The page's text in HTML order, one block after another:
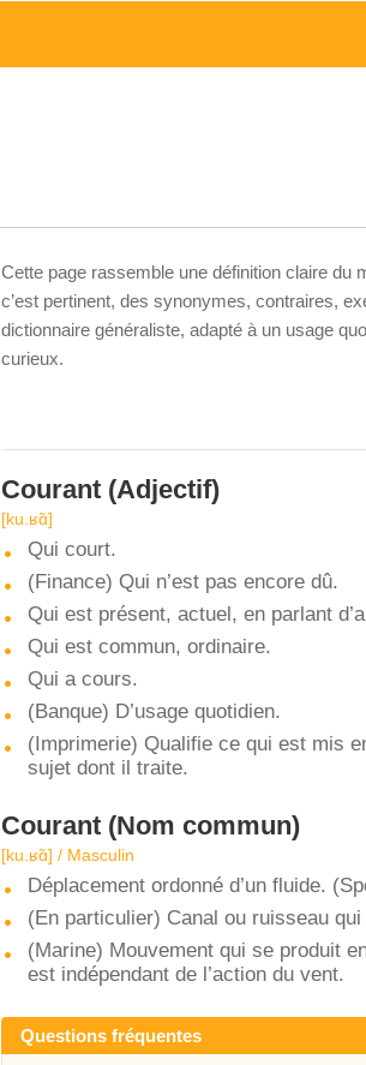
Cette page rassemble une définition claire du
c’est pertinent, des synonymes, contraires,
dictionnaire généraliste, adapté à un usage
curieux.
Courant (Adjectif)
[ku.ʁɑ̃]
Qui court.
(Finance) Qui n’est pas encore dû.
Qui est présent, actuel, en parlant
Qui est commun, ordinaire.
Qui a cours.
(Banque) D’usage quotidien.
(Imprimerie) Qualifie ce qui est mis
sujet dont il traite.
Courant (Nom commun)
[ku.ʁɑ̃] / Masculin
Déplacement ordonné d’un fluide.
(En particulier) Canal ou ruisseau
(Marine) Mouvement qui se produit
est indépendant de l’action du vent.
Questions fréquentes